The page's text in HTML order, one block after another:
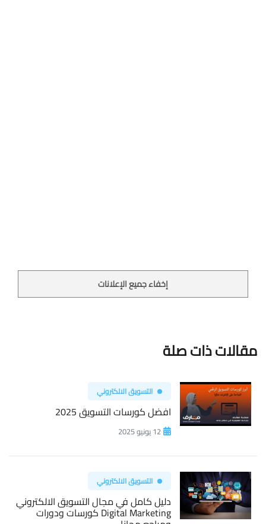
إخفاء جميع الإعلانات
مقالات ذات صلة
التسويق الالكتروني
افضل كورسات التسويق 2025
12 يونيو 2025
التسويق الالكتروني
دليل كامل في مجال التسويق الالكتروني
Digital Marketing كورسات ودورات